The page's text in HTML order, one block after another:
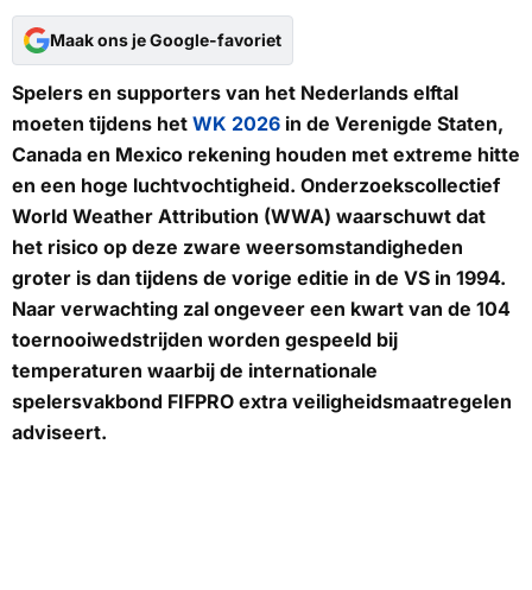
Maak ons je Google-favoriet
Spelers en supporters van het Nederlands elftal
moeten tijdens het WK 2026 in de Verenigde Staten,
Canada en Mexico rekening houden met extreme hitte
en een hoge luchtvochtigheid. Onderzoekscollectief
World Weather Attribution (WWA) waarschuwt dat
het risico op deze zware weersomstandigheden
groter is dan tijdens de vorige editie in de VS in 1994.
Naar verwachting zal ongeveer een kwart van de 104
toernooiwedstrijden worden gespeeld bij
temperaturen waarbij de internationale
spelersvakbond FIFPRO extra veiligheidsmaatregelen
adviseert.